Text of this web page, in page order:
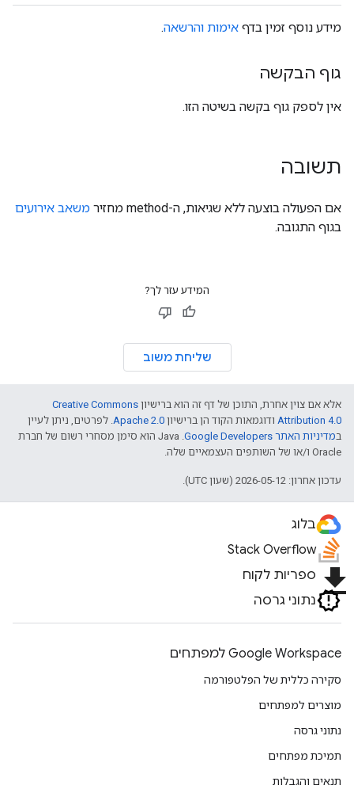
מידע נוסף זמין בדף אימות והרשאה.
גוף הבקשה
אין לספק גוף בקשה בשיטה הזו.
תשובה
אם הפעולה בוצעה ללא שגיאות, ה-method מחזיר
משאב אירועים
בגוף התגובה.
המידע עזר לך?
שליחת משוב
אלא אם צוין אחרת, התוכן של דף זה הוא ברישיון Creative Commons
Attribution 4.0 ודוגמאות הקוד הן ברישיון Apache 2.0. לפרטים, ניתן לעיין
במדיניות האתר Google Developers‏
.‏ Java הוא סימן מסחרי רשום של חברת
Oracle ו/או של השותפים העצמאיים שלה.
עדכון אחרון: 2026-05-12 (שעון UTC).
בלוג
Stack Overflow
file_download ספריות לקוח
נתוני גרסה
Google Workspace למפתחים
סקירה כללית של הפלטפורמה
מוצרים למפתחים
נתוני גרסה
תמיכת מפתחים
תנאים והגבלות